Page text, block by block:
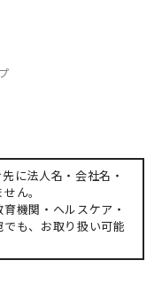
に法人名・会社名・
ん。
機関・ヘルスケア・
も、お取り扱い可能